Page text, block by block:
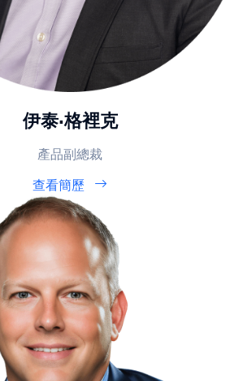
伊泰·格裡克
產品副總裁
查看簡歷